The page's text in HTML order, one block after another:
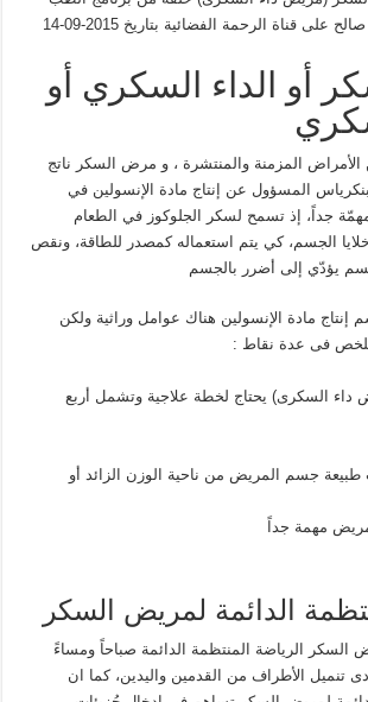
على قناة الرحمة الفضائية بتاريخ 2015-09-14
أو الداء السكري أو
المزمنة والمنتشرة ، و مرض السكر ناتج
المسؤول عن إنتاج مادة الإنسولين في
جداً، إذ تسمح لسكر الجلوكوز في الطعام
الجسم، كي يتم استعماله كمصدر للطاقة، ونقص
يؤدّي إلى أضرر بالجسم
إنتاج مادة الإنسولين هناك عوامل وراثية ولكن
فى عدة نقاط :
السكرى) يحتاج لخطة علاجية وتشمل أربع
جسم المريض من ناحية الوزن الزائد أو
مهمة جداً
الدائمة لمريض السكر
السكر الرياضة المنتظمة الدائمة صباحاً ومساءً
تنميل الأطراف من القدمين واليدين، كما ان